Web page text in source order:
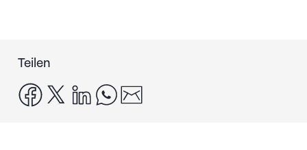
Teilen
facebook
x linkedinwhatsapp